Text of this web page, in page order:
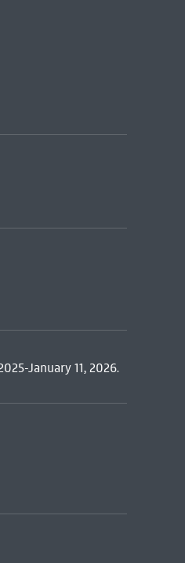
January 11, 2026.